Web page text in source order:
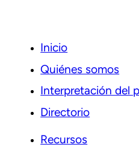
Inicio
Quiénes somos
Interpretación del
Directorio
Recursos